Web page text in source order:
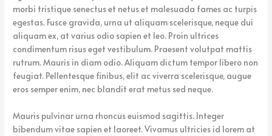
morbi tristique senectus et netus et malesuada fames ac turpis
egestas. Fusce gravida, urna ut aliquam scelerisque, neque dui
aliquam ex, at varius odio sapien et leo. Proin ultrices
condimentum risus eget vestibulum. Praesent volutpat mattis
rutrum. Mauris in diam odio. Aliquam dictum tempor libero non
feugiat. Pellentesque finibus, elit ac viverra scelerisque, augue
eros semper enim, nec blandit erat metus sed neque.
Mauris pulvinar urna rhoncus euismod sagittis. Integer
bibendum vitae sapien et laoreet. Vivamus ultricies id lorem at